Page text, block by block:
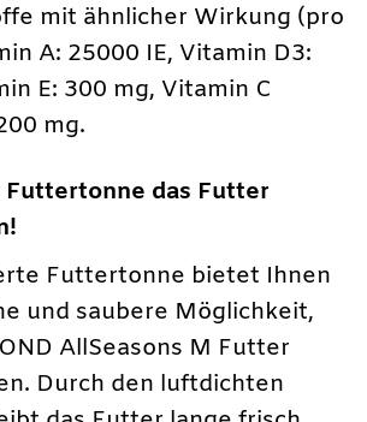
mit ähnlicher Wirkung (pro
A: 25000 IE, Vitamin D3:
E: 300 mg, Vitamin C
mg.
das Futter
Futtertonne bietet Ihnen
und saubere Möglichkeit,
AllSeasons M Futter
Durch den luftdichten